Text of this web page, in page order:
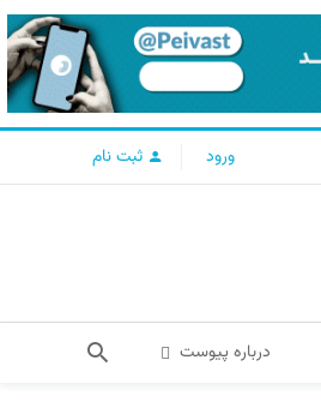
ورود ثبت نام
درباره پیوست